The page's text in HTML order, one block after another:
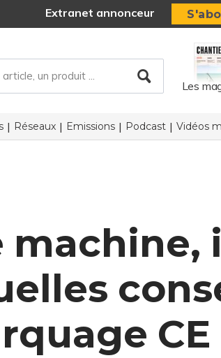
Extranet annonceur
Les
Réseaux Emissions Podcast Vidéos
CE